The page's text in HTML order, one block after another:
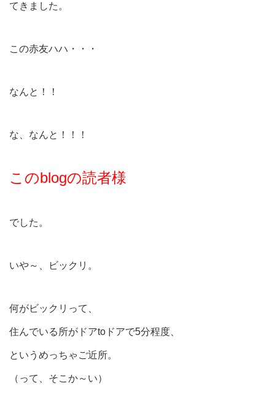
てきました。
この赤友ハハ・・・
なんと！！
な、なんと！！！
このblogの読者様
でした。
いや～、ビックリ。
何がビックリって、
住んでいる所がドアtoドアで5分程度、
というめっちゃご近所。
（って、そこか～い）